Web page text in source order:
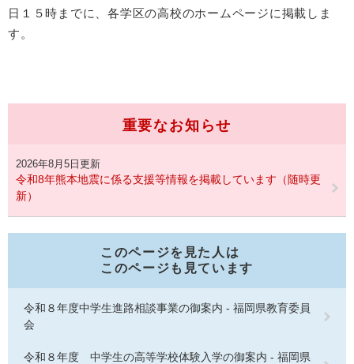
日１５時までに、各学区の高校のホームページに掲載しま
す。
重要なお知らせ
2026年8月5日更新
令和8年熊本地震に係る支援等情報を掲載しています（随時更
新）
このページを見た人は
このページも見ています
令和８年度中学生進路相談事業の御案内 - 福岡県教育委員
会
令和８年度 中学生の高等学校体験入学の御案内 - 福岡県